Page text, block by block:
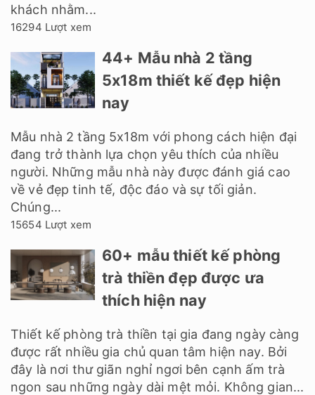
khách nhằm...
16294 Lượt xem
44+ Mẫu nhà 2 tầng
5x18m thiết kế đẹp hiện
nay
Mẫu nhà 2 tầng 5x18m với phong cách hiện đại
đang trở thành lựa chọn yêu thích của nhiều
người. Những mẫu nhà này được đánh giá cao
về vẻ đẹp tinh tế, độc đáo và sự tối giản.
Chúng...
15654 Lượt xem
60+ mẫu thiết kế phòng
trà thiền đẹp được ưa
thích hiện nay
Thiết kế phòng trà thiền tại gia đang ngày càng
được rất nhiều gia chủ quan tâm hiện nay. Bởi
đây là nơi thư giãn nghỉ ngơi bên cạnh ấm trà
ngon sau những ngày dài mệt mỏi. Không gian...